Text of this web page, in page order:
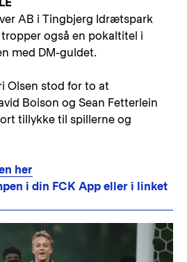
AB i Tingbjerg Idrætspark
også en pokaltitel i
med DM-guldet.
Olsen stod for to at
Boison og Sean Fetterlein
tillykke til spillerne og
her
i din FCK App eller i linket